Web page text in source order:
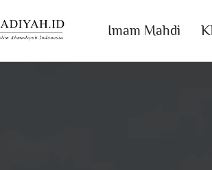
Imam Mahdi